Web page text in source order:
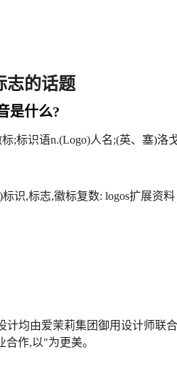
志的话题
是什么?
;标识语n.(Logo)人名;(英、塞)洛
识,标志,徽标复数: logos扩展资料
计均由爱茉莉集团御用设计师联
作,以"为更美。